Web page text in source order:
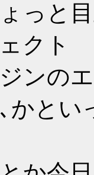
っと
クト
ンの
かとい